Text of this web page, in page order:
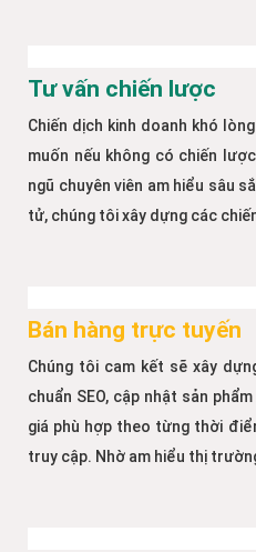
Tư vấn chiến lược
Chiến dịch kinh doanh khó
muốn nếu không có chiến
ngũ chuyên viên am hiểu sâu
tử, chúng tôi xây dựng các
Bán hàng trực tuyến
Chúng tôi cam kết sẽ xây
chuẩn SEO, cập nhật sản
giá phù hợp theo từng thời
truy cập. Nhờ am hiểu thị